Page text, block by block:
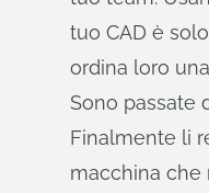
tuo CAD è
ordina loro
Sono passate
Finalmente li
macchina che